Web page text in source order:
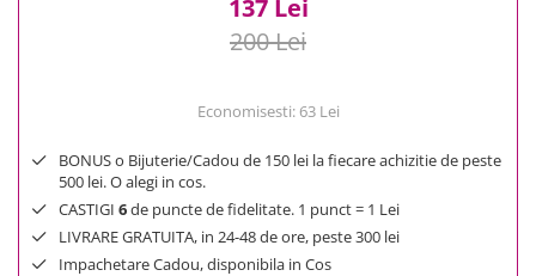
137 Lei
200 Lei
Economisesti: 63 Lei
BONUS o Bijuterie/Cadou de 150 lei la fiecare achizitie de peste
500 lei. O alegi in cos.
CASTIGI 6de puncte de fidelitate. 1 punct = 1 Lei
LIVRARE GRATUITA, in 24-48 de ore, peste 300 lei
Impachetare Cadou, disponibila in Cos